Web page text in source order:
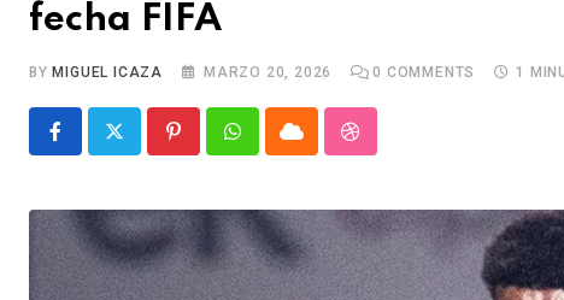
fecha FIFA
BY MIGUEL ICAZA MARZO 20, 2026 0 COMMENTS 1
PinterestWhatsappCloud StumbleUpon